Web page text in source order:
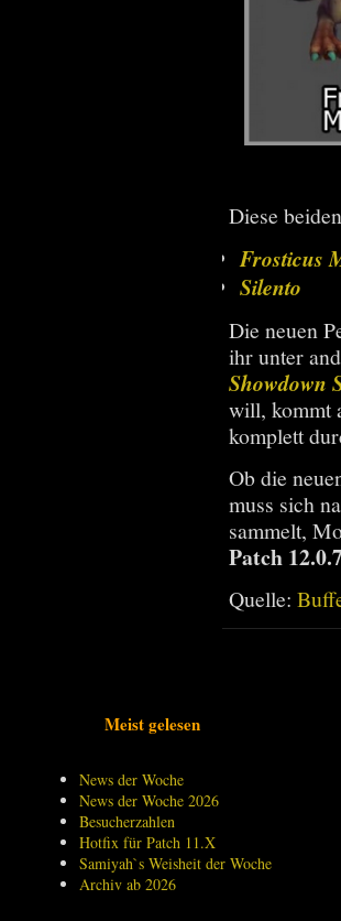
Diese
Frosticus
Silento
Die neuen
ihr unter
Showdown
will, kommt
komplett
Ob die
muss sich
sammelt,
Patch
Quelle:
Meist gelesen
News der Woche
News der Woche 2026
Besucherzahlen
Hotfix für Patch 11.X
Samiyah`s Weisheit der Woche
Archiv ab 2026